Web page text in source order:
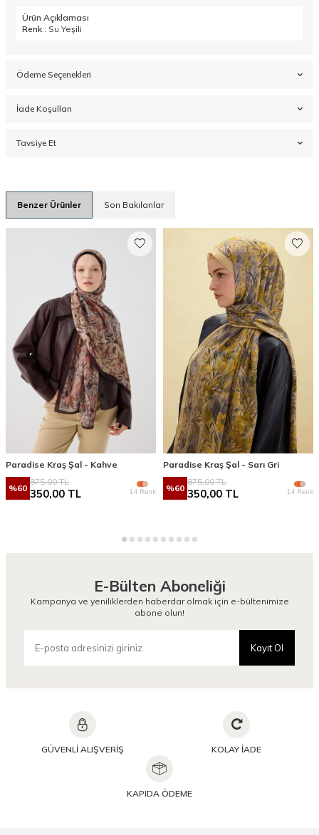
Ürün Açıklaması
Renk : Su Yeşili
Ödeme Seçenekleri
İade Koşulları
Tavsiye Et
Benzer Ürünler Son Bakılanlar
Paradise Kraş Şal - Kahve
%60
875,00TL
350,00 TL 14 Renk
Paradise Kraş Şal - Sarı Gri
%60
875,00TL
350,00 TL 14 Renk
E-Bülten Aboneliği
Kampanya ve yeniliklerden haberdar olmak için e-bültenimize
abone olun!
Kayıt Ol
GÜVENLİ ALIŞVERİŞ KOLAY İADE
KAPIDA ÖDEME